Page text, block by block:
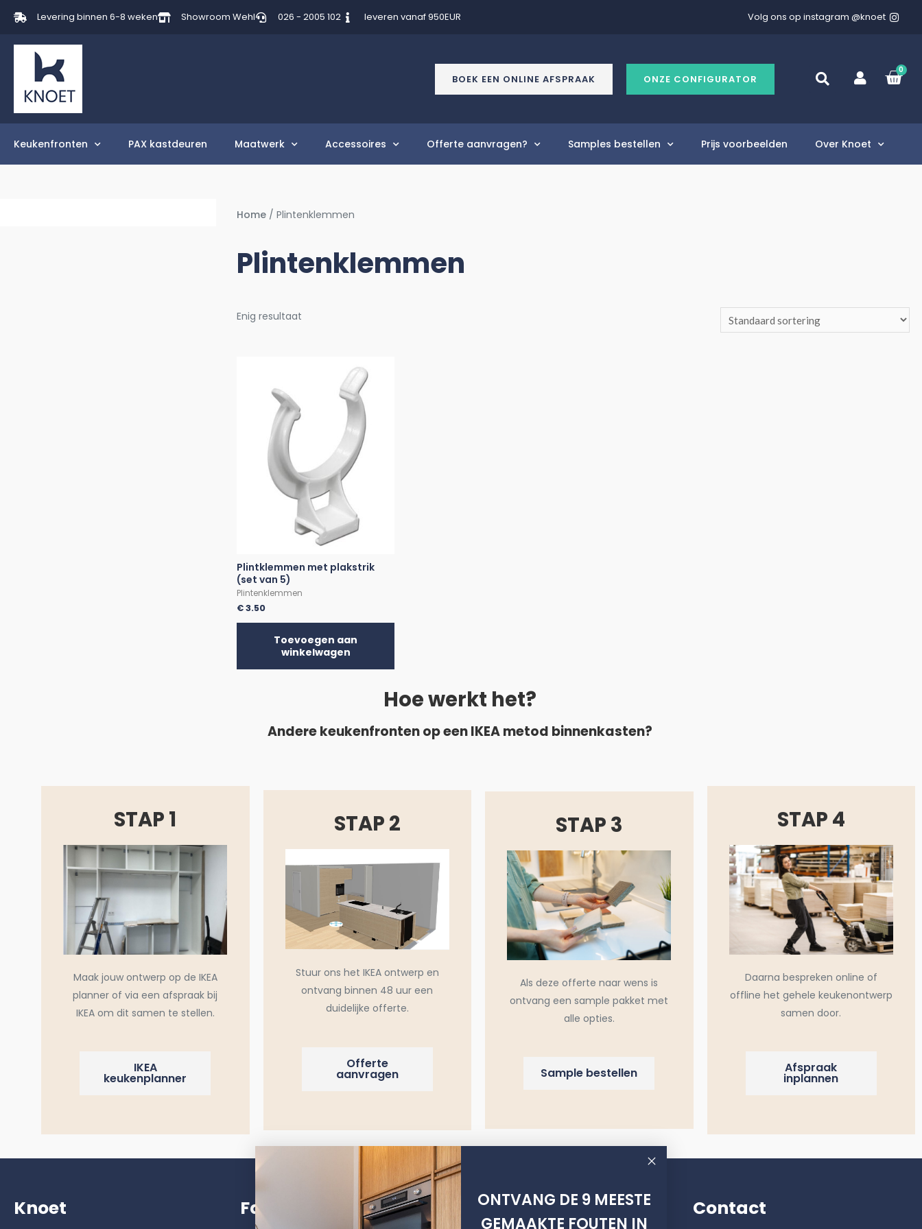
Levering binnen 6-8 weken Showroom Wehl 026 - 2005 102 leveren vanaf 950EUR Volg ons op instagram @knoet
BOEK EEN ONLINE AFSPRAAK ONZE CONFIGURATOR
0
Keukenfronten PAX kastdeuren Maatwerk Accessoires Offerte aanvragen? Samples bestellen Prijs voorbeelden Over Knoet
Home / Plintenklemmen
Plintenklemmen
Enig resultaat
Plintklemmen met plakstrik
(set van 5)
Plintenklemmen
€3.50
Toevoegen aan
winkelwagen
Hoe werkt het?
Andere keukenfronten op een IKEA metod binnenkasten?
STAP 1
Maak jouw ontwerp op de IKEA
planner of via een afspraak bij
IKEA om dit samen te stellen.
IKEA
keukenplanner
STAP 2
Stuur ons het IKEA ontwerp en
ontvang binnen 48 uur een
duidelijke offerte.
Offerte
aanvragen
STAP 3
Als deze offerte naar wens is
ontvang een sample pakket met
alle opties.
Sample bestellen
STAP 4
Daarna bespreken online of
offline het gehele keukenontwerp
samen door.
Afspraak
inplannen
Knoet Faktum Metod Contact
ONTVANG DE 9 MEESTE
GEMAAKTE FOUTEN IN